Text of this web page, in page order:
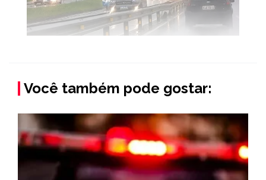
Você também pode gostar: